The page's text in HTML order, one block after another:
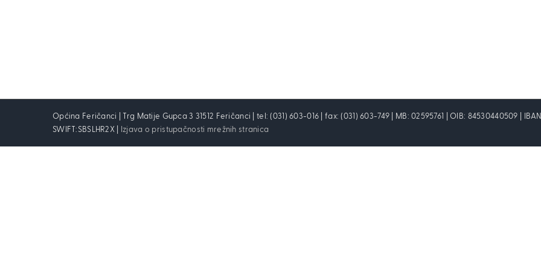
Općina Feričanci | Trg Matije Gupca 3 31512 Feričanci | tel: (031) 603-016 | fax: (031) 603-749 | MB: 02595761 | OIB: 84530440509 |
SWIFT:SBSLHR2X |
Izjava o pristupačnosti mrežnih stranica